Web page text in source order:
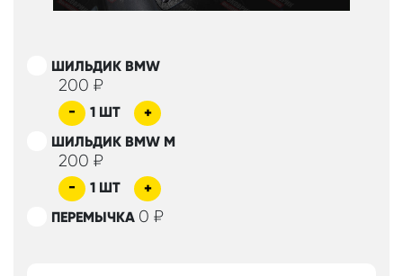
ШИЛЬДИК BMW
200 ₽
- 1 ШТ
+
ШИЛЬДИК BMW M
200 ₽
- 1 ШТ
+
ПЕРЕМЫЧКА 0 ₽